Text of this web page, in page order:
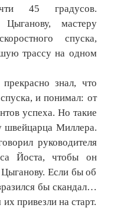
45 градусов.
мастеру
спуска,
трассу на одном
знал, что
и понимал: от
успеха. Но такие
швейцарца Миллера.
руководителя
Йоста, чтобы он
Если бы об
бы скандал…
привезли на старт.